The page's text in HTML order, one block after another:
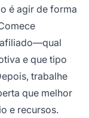
é agir de forma
e que tipo
trabalhe
que melhor
e recursos.